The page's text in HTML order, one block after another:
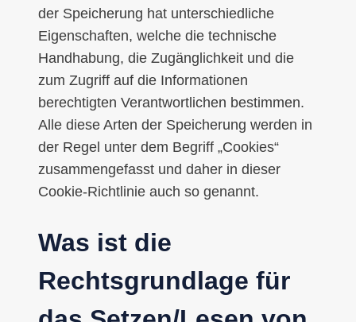
der Speicherung hat unterschiedliche
Eigenschaften, welche die technische
Handhabung, die Zugänglichkeit und die
zum Zugriff auf die Informationen
berechtigten Verantwortlichen bestimmen.
Alle diese Arten der Speicherung werden in
der Regel unter dem Begriff „Cookies“
zusammengefasst und daher in dieser
Cookie-Richtlinie auch so genannt.
Was ist die
Rechtsgrundlage für